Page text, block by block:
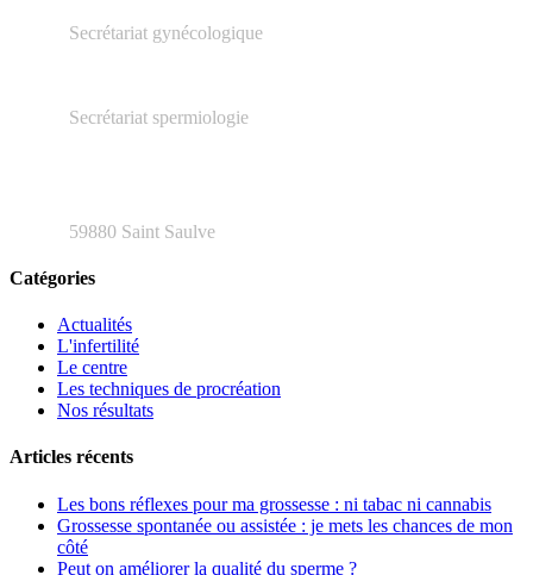
Secrétariat gynécologique
Secrétariat spermiologie
59880 Saint Saulve
Catégories
Actualités
L'infertilité
Le centre
Les techniques de procréation
Nos résultats
Articles récents
Les bons réflexes pour ma grossesse : ni tabac ni cannabis
Grossesse spontanée ou assistée : je mets les chances de mon
côté
Peut on améliorer la qualité du sperme ?